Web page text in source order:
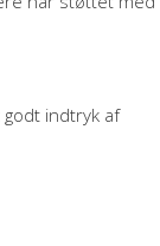
indtryk af